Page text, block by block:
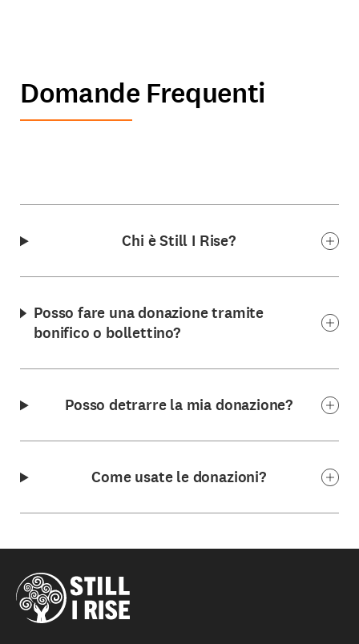
Domande Frequenti
Chi è Still I Rise?
Posso fare una donazione tramite
bonifico o bollettino?
Posso detrarre la mia donazione?
Come usate le donazioni?